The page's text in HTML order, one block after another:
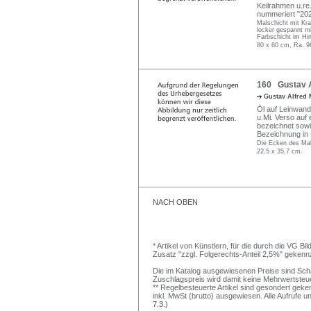
Keilrahmen
nummeriert
Malschicht mit
locker gespannt
Farbschicht im
80 x 60 cm, Ra.
160 Gustav
Gustav Alfred
Öl auf
u.Mi. Verso auf
bezeichnet
Bezeichnung
Die Ecken des
22,5 x 35,7 cm.
NACH OBEN
* Artikel von Künstlern, für die durch die VG
Zusatz "zzgl. Folgerechts-Anteil 2,5%"
Die im Katalog ausgewiesenen Preise sind
Zuschlagspreis wird damit keine
** Regelbesteuerte Artikel sind gesondert
inkl. MwSt (brutto) ausgewiesen. Alle Aufrufe
7.3.)